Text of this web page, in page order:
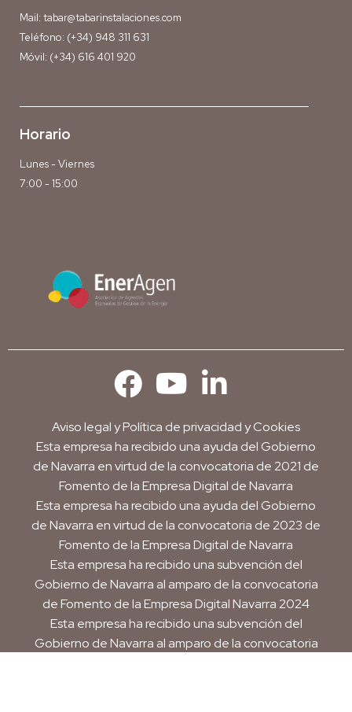
Mail: tabar@tabarinstalaciones.com
Teléfono: (+34) 948 311 631
Móvil: (+34) 616 401 920
Horario
Lunes - Viernes
7:00 - 15:00
Aviso legalyPolítica de privacidad y Cookies
Esta empresa ha recibido una ayuda del Gobierno
de Navarra en virtud de la convocatoria de 2021 de
Fomento de la Empresa Digital de Navarra
Esta empresa ha recibido una ayuda del Gobierno
de Navarra en virtud de la convocatoria de 2023 de
Fomento de la Empresa Digital de Navarra
Esta empresa ha recibido una subvención del
Gobierno de Navarra al amparo de la convocatoria
de Fomento de la Empresa Digital Navarra 2024
Esta empresa ha recibido una subvención del
Gobierno de Navarra al amparo de la convocatoria